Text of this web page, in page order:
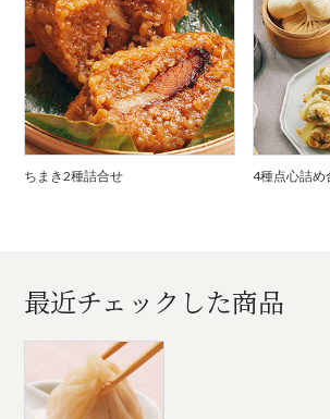
ちまき2種詰合せ 4種点心詰め
最近チェックした商品